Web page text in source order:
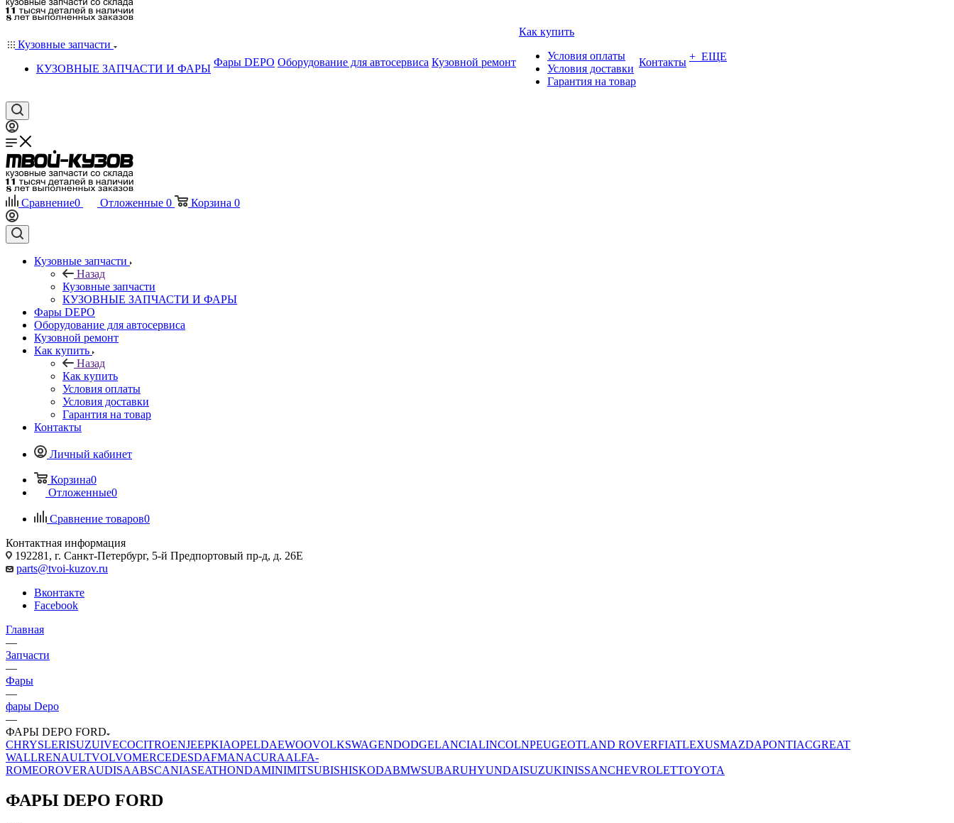
Кузовные запчасти
КУЗОВНЫЕ ЗАПЧАСТИ И ФАРЫ
Фары DEPO Оборудование для автосервиса Кузовной ремонт
Как купить
Условия оплаты
Условия доставки
Гарантия на товар
Контакты + ЕЩЕ
Сравнение0 Отложенные 0 Корзина 0
Кузовные запчасти
Назад
Кузовные запчасти
КУЗОВНЫЕ ЗАПЧАСТИ И ФАРЫ
Фары DEPO
Оборудование для автосервиса
Кузовной ремонт
Как купить
Назад
Как купить
Условия оплаты
Условия доставки
Гарантия на товар
Контакты
Личный кабинет
Корзина0
Отложенные0
Сравнение товаров0
Контактная информация
192281, г. Санкт-Петербург, 5-й Предпортовый пр-д, д. 26Е
parts@tvoi-kuzov.ru
Вконтакте
Facebook
Главная
—
Запчасти
—
Фары
—
фары Depo
—
ФАРЫ DEPO FORD
CHRYSLERISUZUIVECOCITROENJEEPKIAOPELDAEWOOVOLKSWAGENDODGELANCIALINCOLNPEUGEOTLAND ROVERFIATLEXUSMAZDAPONTIACGREAT
WALLRENAULTVOLVOMERCEDESDAFMANACURAALFA-
ROMEOROVERAUDISAABSCANIASEATHONDAMINIMITSUBISHISKODABMWSUBARUHYUNDAISUZUKINISSANCHEVROLETTOYOTA
ФАРЫ DEPO FORD